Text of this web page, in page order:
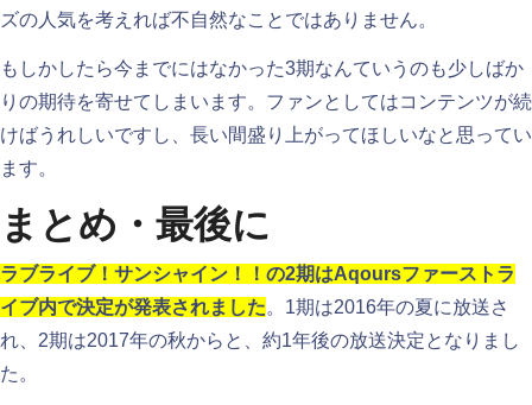
ズの人気を考えれば不自然なことではありません。
もしかしたら今までにはなかった3期なんていうのも少しばか
りの期待を寄せてしまいます。ファンとしてはコンテンツが続
けばうれしいですし、長い間盛り上がってほしいなと思ってい
ます。
まとめ・最後に
ラブライブ！サンシャイン！！の2期はAqoursファーストラ
イブ内で決定が発表されました。1期は2016年の夏に放送さ
れ、2期は2017年の秋からと、約1年後の放送決定となりまし
た。